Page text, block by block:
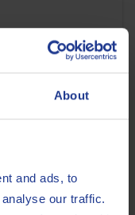
About
and ads, to
our traffic.